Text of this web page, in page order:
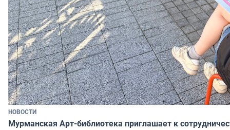
НОВОСТИ
Мурманская Арт-библиотека приглашает к